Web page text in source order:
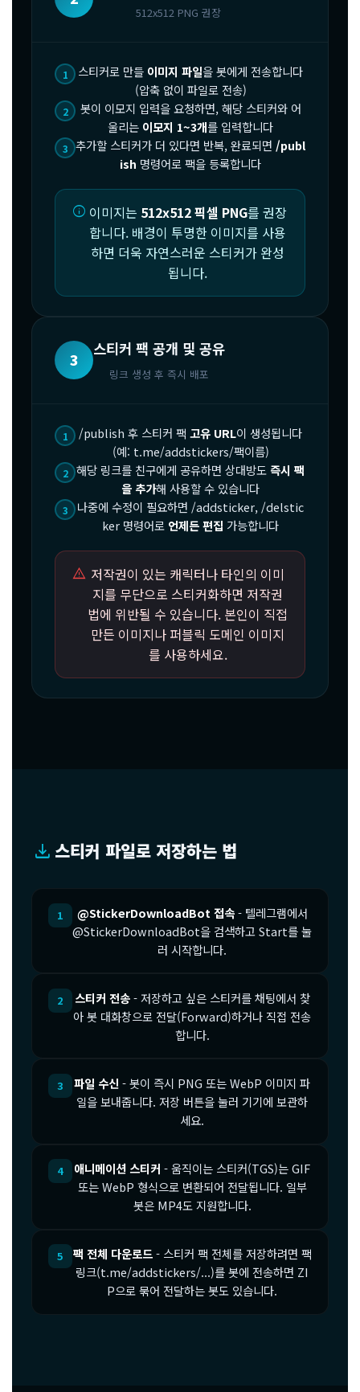
512x512 PNG 권장
1 스티커로 만들 이미지 파일을 봇에게 전송합니다
(압축 없이 파일로 전송)
2
봇이 이모지 입력을 요청하면, 해당 스티커와 어
울리는 이모지 1~3개를 입력합니다
3 추가할 스티커가 더 있다면 반복, 완료되면 /publ
ish 명령어로 팩을 등록합니다
info 이미지는 512x512 픽셀 PNG를 권장
합니다. 배경이 투명한 이미지를 사용
하면 더욱 자연스러운 스티커가 완성
됩니다.
3
스티커 팩 공개 및 공유
링크 생성 후 즉시 배포
1 /publish 후 스티커 팩 고유 URL이 생성됩니다
(예: t.me/addstickers/팩이름)
2 해당 링크를 친구에게 공유하면 상대방도 즉시 팩
을 추가해 사용할 수 있습니다
3
나중에 수정이 필요하면 /addsticker, /delstic
ker 명령어로 언제든 편집 가능합니다
warning 저작권이 있는 캐릭터나 타인의 이미
지를 무단으로 스티커화하면 저작권
법에 위반될 수 있습니다. 본인이 직접
만든 이미지나 퍼블릭 도메인 이미지
를 사용하세요.
download 스티커 파일로 저장하는 법
1 @StickerDownloadBot 접속- 텔레그램에서
@StickerDownloadBot을 검색하고 Start를 눌
러 시작합니다.
2 스티커 전송- 저장하고 싶은 스티커를 채팅에서 찾
아 봇 대화창으로 전달(Forward)하거나 직접 전송
합니다.
3 파일 수신 - 봇이 즉시 PNG 또는 WebP 이미지 파
일을 보내줍니다. 저장 버튼을 눌러 기기에 보관하
세요.
4 애니메이션 스티커 - 움직이는 스티커(TGS)는 GIF
또는 WebP 형식으로 변환되어 전달됩니다. 일부
봇은 MP4도 지원합니다.
5 팩 전체 다운로드- 스티커 팩 전체를 저장하려면 팩
링크(t.me/addstickers/...)를 봇에 전송하면 ZI
P으로 묶어 전달하는 봇도 있습니다.